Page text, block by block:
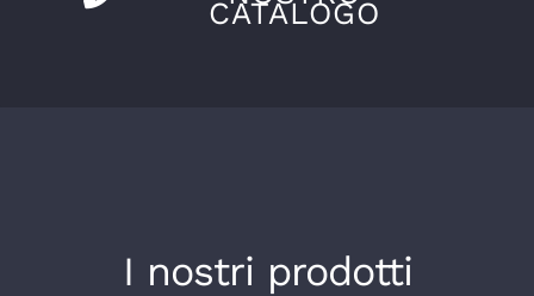
CATALOGO
I nostri prodotti